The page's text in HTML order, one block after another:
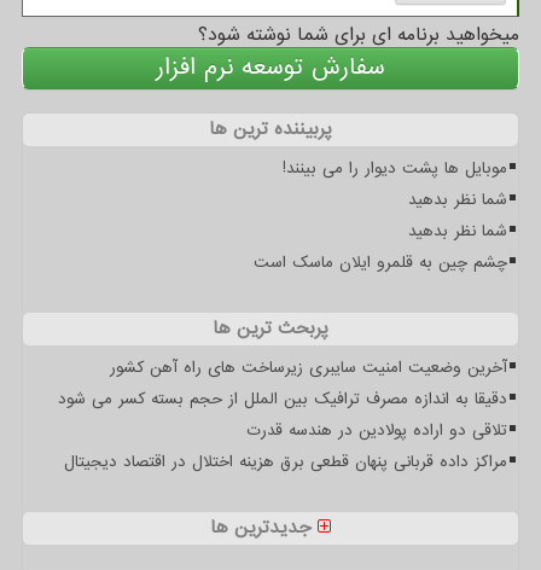
میخواهید برنامه ای برای شما نوشته شود؟
سفارش توسعه نرم افزار
پربیننده ترین ها
موبایل ها پشت دیوار را می بینند!
شما نظر بدهید
شما نظر بدهید
چشم چین به قلمرو ایلان ماسک است
پربحث ترین ها
آخرین وضعیت امنیت سایبری زیرساخت های راه آهن کشور
دقیقا به اندازه مصرف ترافیک بین الملل از حجم بسته کسر می شود
تلاقی دو اراده پولادین در هندسه قدرت
مراکز داده قربانی پنهان قطعی برق هزینه اختلال در اقتصاد دیجیتال
جدیدترین ها